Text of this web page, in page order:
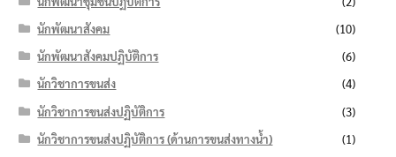
นักพัฒนาสังคม
(10)
นักพัฒนาสังคมปฏิบัติการ
(6)
นักวิชาการขนส่ง
(4)
นักวิชาการขนส่งปฏิบัติการ
(3)
นักวิชาการขนส่งปฏิบัติการ (ด้านการขนส่งทางน้ำ)
(1)